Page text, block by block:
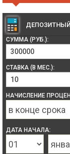
СУММА (РУБ.):
СТАВКА (В МЕС.):
НАЧИСЛЕНИЕ
ДАТА НАЧАЛА: